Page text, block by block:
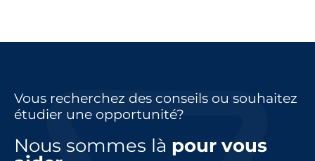
Vous recherchez des conseils ou souhaitez
étudier une opportunité?
Nous sommes là pour vous